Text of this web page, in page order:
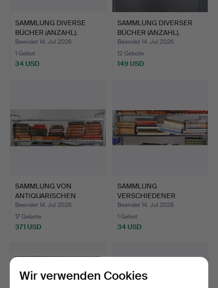
SAMMLUNG DIVERSE
BÜCHER (ANZAHL).
Beendet 14. Jul 2026
1 Gebot
34 USD
SAMMLUNG DIVERSER
BÜCHER (ANZAHL).
Beendet 14. Jul 2026
12 Gebote
149 USD
SAMMLUNG VON
ANTIQUARISCHEN
BÜCHERN IN LED…
Beendet 14. Jul 2026
17 Gebote
371 USD
SAMMLUNG
VERSCHIEDENER
BÜCHER (ANZAHL).
Beendet 14. Jul 2026
1 Gebot
34 USD
Wir verwenden Cookies